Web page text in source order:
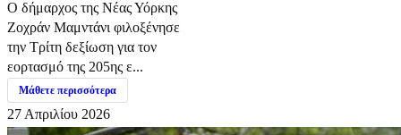
Ο δήμαρχος της Νέας Υόρκης
Ζοχράν Μαμντάνι φιλοξένησε
την Τρίτη δεξίωση για τον
εορτασμό της 205ης ε...
Μάθετε περισσότερα
27 Απριλίου 2026